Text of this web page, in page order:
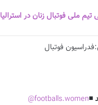
ملی فوتبال زنان در استرالیا
فوتبال
◾️
footballs.women@